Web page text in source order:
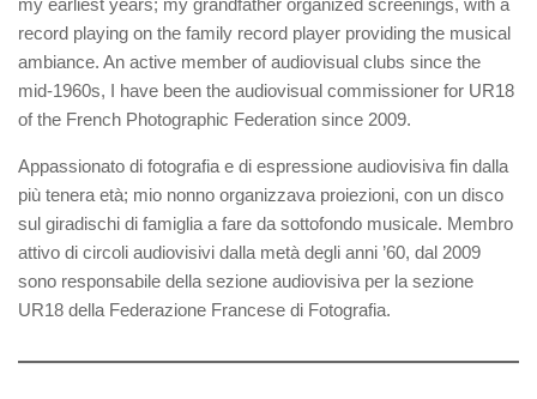
my earliest years; my grandfather organized screenings, with a
record playing on the family record player providing the musical
ambiance. An active member of audiovisual clubs since the
mid-1960s, I have been the audiovisual commissioner for UR18
of the French Photographic Federation since 2009.
Appassionato di fotografia e di espressione audiovisiva fin dalla
più tenera età; mio nonno organizzava proiezioni, con un disco
sul giradischi di famiglia a fare da sottofondo musicale. Membro
attivo di circoli audiovisivi dalla metà degli anni ’60, dal 2009
sono responsabile della sezione audiovisiva per la sezione
UR18 della Federazione Francese di Fotografia.